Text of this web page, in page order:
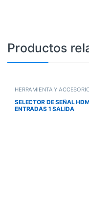
Productos
HERRAMIENTA Y
SELECTOR DE SEÑAL
ENTRADAS 1 SALIDA